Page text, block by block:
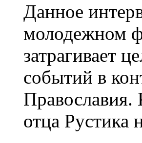
Данное
молодежном
затрагивает
событий в
Православия.
отца Рустика